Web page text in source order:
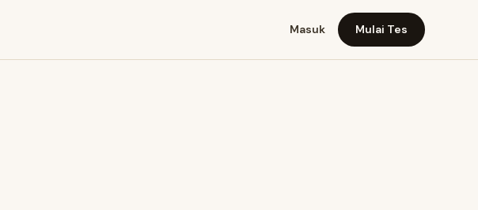
Masuk Mulai Tes